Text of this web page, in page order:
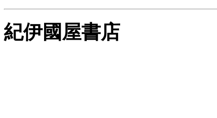
紀伊國屋書店